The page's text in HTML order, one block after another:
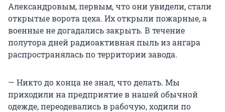
Александровым, первым, что они увидели, стали
открытые ворота цеха. Их открыли пожарные, а
военные не догадались закрыть. В течение
полутора дней радиоактивная пыль из ангара
распространялась по территории завода.
— Никто до конца не знал, что делать. Мы
приходили на предприятие в нашей обычной
одежде, переодевались в рабочую, ходили по